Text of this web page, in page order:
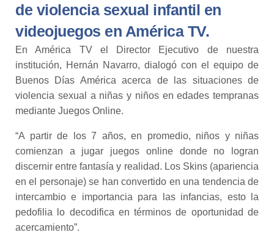
de violencia sexual infantil en
videojuegos en América TV.
En América TV el Director Ejecutivo de nuestra
institución, Hernán Navarro, dialogó con el equipo de
Buenos Días América acerca de las situaciones de
violencia sexual a niñas y niños en edades tempranas
mediante Juegos Online.
“A partir de los 7 años, en promedio, niños y niñas
comienzan a jugar juegos online donde no logran
discernir entre fantasía y realidad. Los Skins (apariencia
en el personaje) se han convertido en una tendencia de
intercambio e importancia para las infancias, esto la
pedofilia lo decodifica en términos de oportunidad de
acercamiento”.